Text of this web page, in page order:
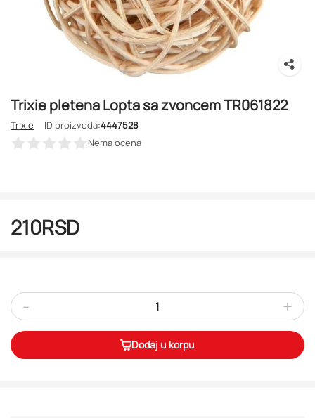
Trixie pletena Lopta sa zvoncem TR061822
Trixie ID proizvoda:4447528
Nema ocena
210RSD
- +
Dodaj u korpu